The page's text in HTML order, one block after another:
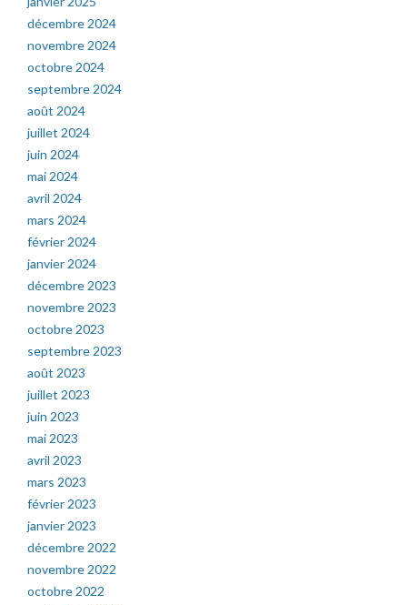
décembre 2024
novembre 2024
octobre 2024
septembre 2024
août 2024
juillet 2024
juin 2024
mai 2024
avril 2024
mars 2024
février 2024
janvier 2024
décembre 2023
novembre 2023
octobre 2023
septembre 2023
août 2023
juillet 2023
juin 2023
mai 2023
avril 2023
mars 2023
février 2023
janvier 2023
décembre 2022
novembre 2022
octobre 2022